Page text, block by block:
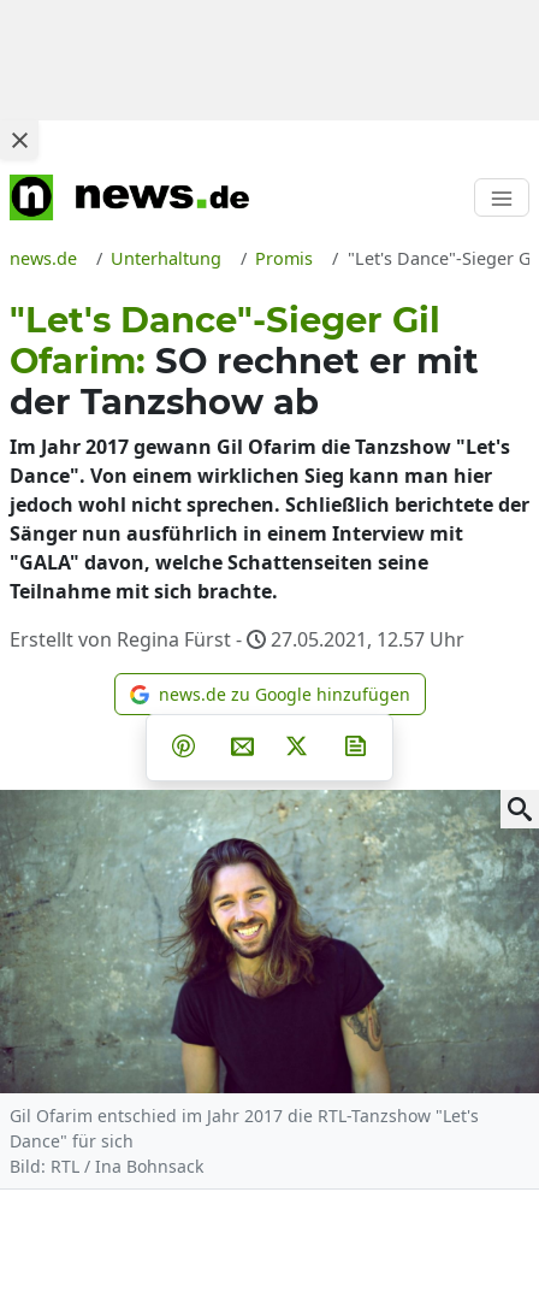
news.de Unterhaltung Promis "Let's Dance"-Sieger
"Let's Dance"-Sieger Gil
Ofarim: SO rechnet er mit
der Tanzshow ab
Im Jahr 2017 gewann Gil Ofarim die Tanzshow "Let's
Dance". Von einem wirklichen Sieg kann man hier
jedoch wohl nicht sprechen. Schließlich berichtete der
Sänger nun ausführlich in einem Interview mit
"GALA" davon, welche Schattenseiten seine
Teilnahme mit sich brachte.
Erstellt von Regina Fürst -
27.05.2021, 12.57 Uhr
news.de zu Google
news.de zu Google hinzufügen
Teilen auf Facebook
Teilen auf Whatsapp
Teilen auf Telegram
Teilen auf Pinterest
Per E-Mail teilen
Post auf X
Gil Ofarim entschied im Jahr 2017 die RTL-Tanzshow "Let's
Dance" für sich
Bild: RTL / Ina Bohnsack